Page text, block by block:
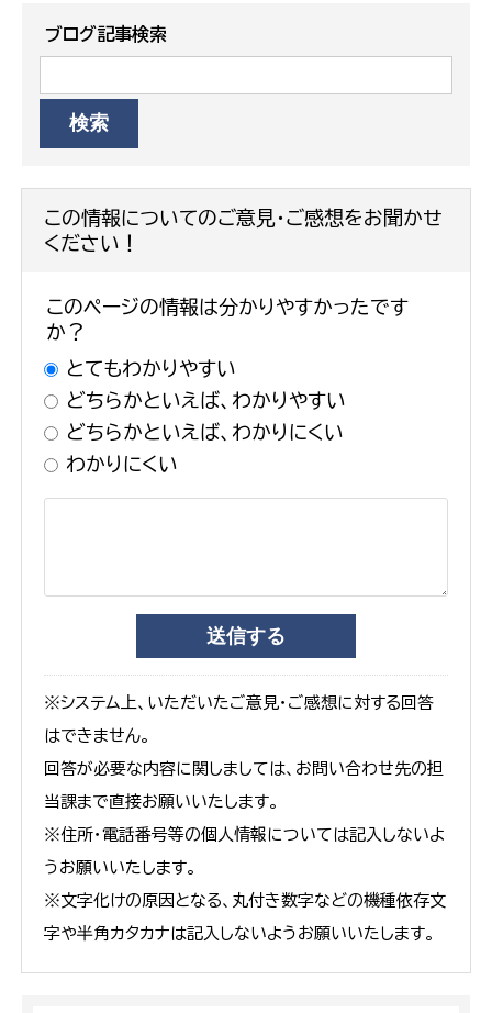
ブログ記事検索
この情報についてのご意見・ご感想をお聞かせ
ください！
このページの情報は分かりやすかったです
か？
とてもわかりやすい
どちらかといえば、わかりやすい
どちらかといえば、わかりにくい
わかりにくい
※システム上、いただいたご意見・ご感想に対する回答
はできません。
回答が必要な内容に関しましては、お問い合わせ先の担
当課まで直接お願いいたします。
※住所・電話番号等の個人情報については記入しないよ
うお願いいたします。
※文字化けの原因となる、丸付き数字などの機種依存文
字や半角カタカナは記入しないようお願いいたします。